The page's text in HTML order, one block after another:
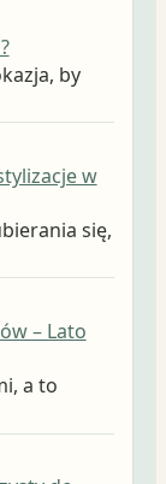
by
w
się,
– Lato
a to